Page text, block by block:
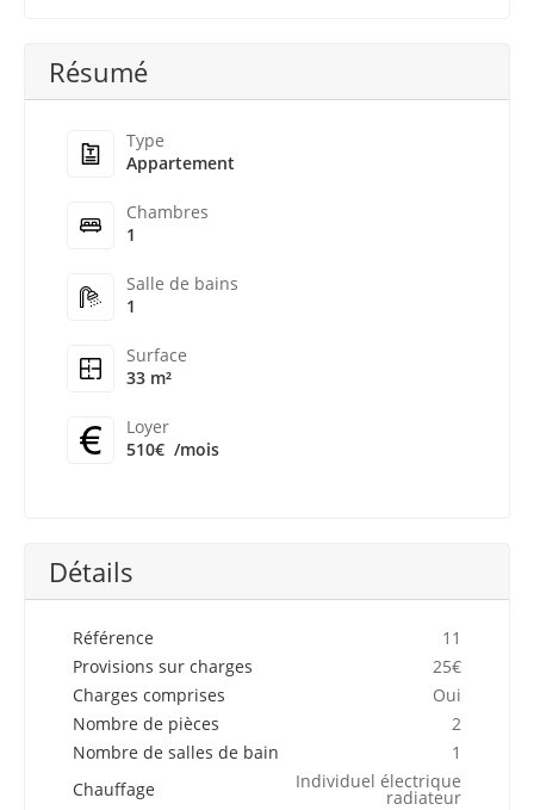
Résumé
Type
Appartement
Chambres
1
Salle de bains
1
Surface
33 m²
Loyer
510€ /mois
Détails
Référence
11
Provisions sur charges
25€
Charges comprises
Oui
Nombre de pièces
2
Nombre de salles de bain
1
Chauffage
Individuel électrique
radiateur